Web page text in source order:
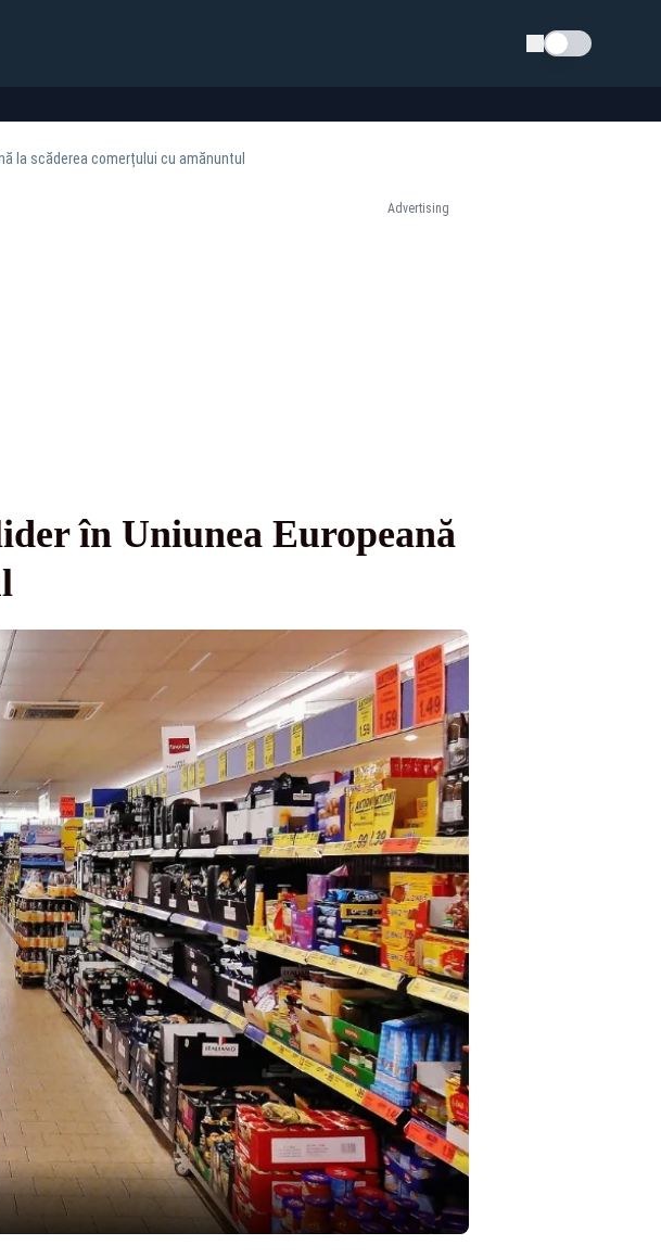
Schimba tema
la scăderea comerțului cu amănuntul
Advertising
în Uniunea Europeană